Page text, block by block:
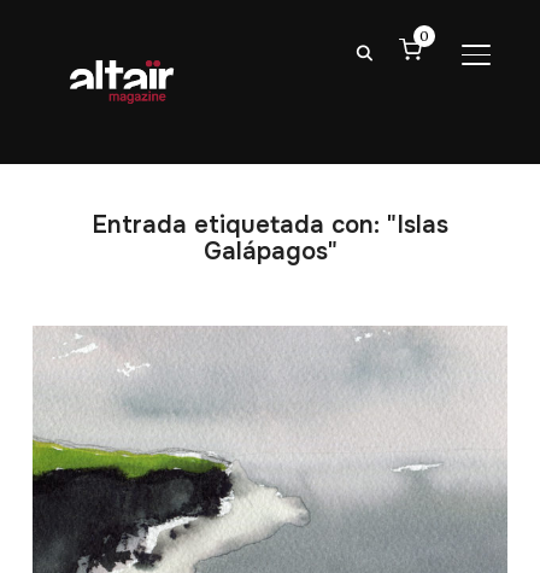
0
Entrada etiquetada con: "Islas
Galápagos"